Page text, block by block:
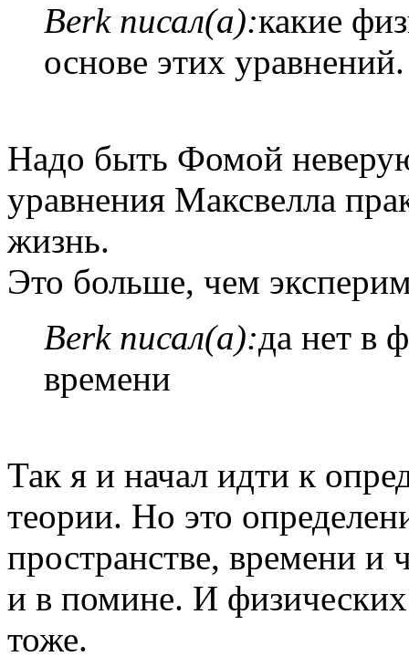
Berk писал(а):какие
основе этих уравнений.
Надо быть Фомой
уравнения Максвелла
жизнь.
Это больше, чем
Berk писал(а):да нет в
времени
Так я и начал идти к
теории. Но это
пространстве, времени и
и в помине. И
тоже.